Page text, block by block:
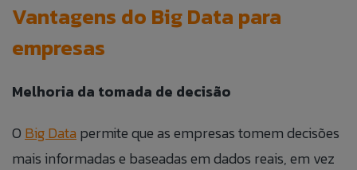
Vantagens do Big Data para
empresas
Melhoria da tomada de decisão
O Big Data permite que as empresas tomem decisões
mais informadas e baseadas em dados reais, em vez